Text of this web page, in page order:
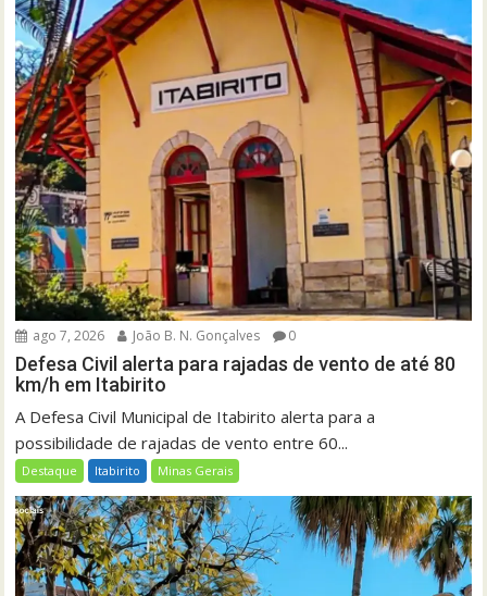
ago 7, 2026 João B. N. Gonçalves 0
Defesa Civil alerta para rajadas de vento de até 80
km/h em Itabirito
A Defesa Civil Municipal de Itabirito alerta para a
possibilidade de rajadas de vento entre 60...
Destaque Itabirito Minas Gerais